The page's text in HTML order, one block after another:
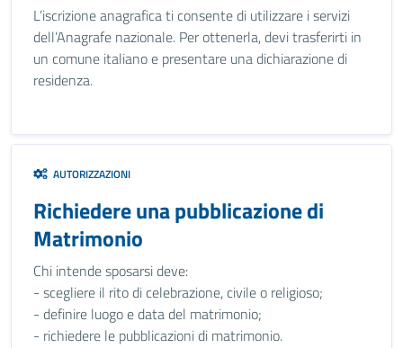
L’iscrizione anagrafica ti consente di utilizzare i servizi
dell’Anagrafe nazionale. Per ottenerla, devi trasferirti in
un comune italiano e presentare una dichiarazione di
residenza.
AUTORIZZAZIONI
Richiedere una pubblicazione di
Matrimonio
Chi intende sposarsi deve:
- scegliere il rito di celebrazione, civile o religioso;
- definire luogo e data del matrimonio;
- richiedere le pubblicazioni di matrimonio.